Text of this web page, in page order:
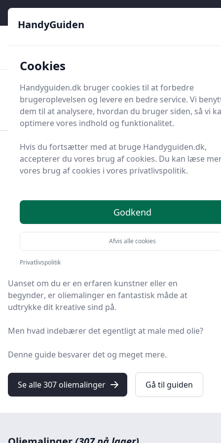
HandyGuiden
Søg nu
Søg nu
Forside Renovering og Byggeri
Maling og tilbehør
Oliemaling
lager
Velkommen tildin ultimative guideom oliemalinger,
hvor vi dykker ned i den fascinerende og kreative
verden af denne alsidige malingstype.
Uanset om du er en erfaren kunstner eller en
begynder, er oliemalinger en fantastisk måde at
udtrykke dit kreative sind på.
Men hvad indebærer det egentligt at male med olie?
Denne guide besvarer det og meget mere.
Se alle 307 oliemalinger Gå til guiden
HandyGuiden
Cookies
Handyguiden.dk bruger cookies til at forbedre
brugeroplevelsen og levere en bedre service. Vi
dem til at analysere, hvordan du bruger siden, så vi
optimere vores indhold og funktionalitet.
Hvis du fortsætter med at bruge Handyguiden.dk,
accepterer du vores brug af cookies. Du kan læse
vores brug af cookies i vores privatlivspolitik.
Godkend
Afvis alle cookies
Privatlivspolitik